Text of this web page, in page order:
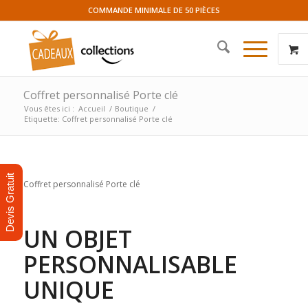
COMMANDE MINIMALE DE 50 PIÈCES
Coffret personnalisé Porte clé
Vous êtes ici : Accueil / Boutique /
Etiquette: Coffret personnalisé Porte clé
Coffret personnalisé Porte clé
UN OBJET
PERSONNALISABLE
UNIQUE
Devis Gratuit